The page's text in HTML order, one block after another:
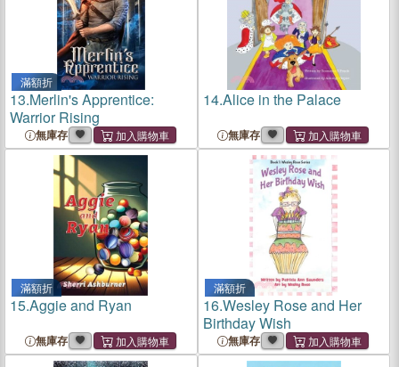
滿額折
13.Merlin's Apprentice:
Warrior Rising
無庫存
14.Alice in the Palace
無庫存
滿額折
15.Aggie and Ryan
無庫存
滿額折
16.Wesley Rose and Her
Birthday Wish
無庫存